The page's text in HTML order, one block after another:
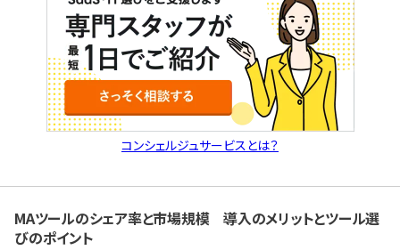
定方法、そして無料で始められるMAツールを厳選し
てご紹介します。 無料でIT製品選びをお手伝いします
御社に合ったIT製品・サービス・会社 [&hellip;]
コンシェルジュサービスとは？
MAツールのシェア率と市場規模 導入のメリットとツール選
びのポイント